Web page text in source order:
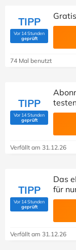
TIPP
Vor 14 Stunden
geprüft(Von Savoo geprüft)
74 Mal benutzt
TIPP
Vor 14 Stunden
geprüft(Von Savoo geprüft)
Verfällt am 31.12.26
TIPP
Vor 14 Stunden
geprüft(Von Savoo geprüft)
Das
für
Verfällt am 31.12.26